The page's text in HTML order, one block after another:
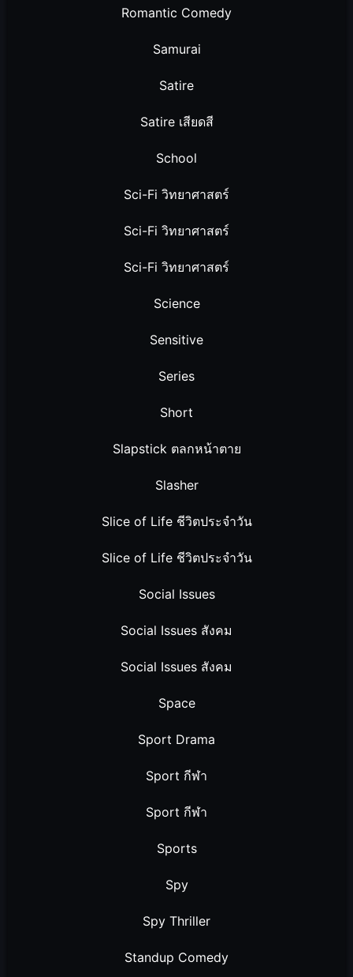
Romantic Comedy
Samurai
Satire
Satire เสียดสี
School
Sci-Fi วิทยาศาสตร์
Sci-Fi วิทยาศาสตร์
Sci-Fi วิทยาศาสตร์
Science
Sensitive
Series
Short
Slapstick ตลกหน้าตาย
Slasher
Slice of Life ชีวิตประจำวัน
Slice of Life ชีวิตประจำวัน
Social Issues
Social Issues สังคม
Social Issues สังคม
Space
Sport Drama
Sport กีฬา
Sport กีฬา
Sports
Spy
Spy Thriller
Standup Comedy